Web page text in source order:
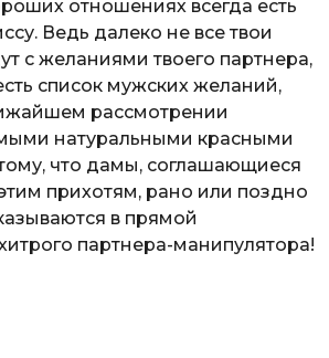
отношениях всегда есть
Ведь далеко не все твои
с желаниями твоего партнера,
список мужских желаний,
рассмотрении
натуральными красными
что дамы, соглашающиеся
прихотям, рано или поздно
в прямой
партнера-манипулятора!